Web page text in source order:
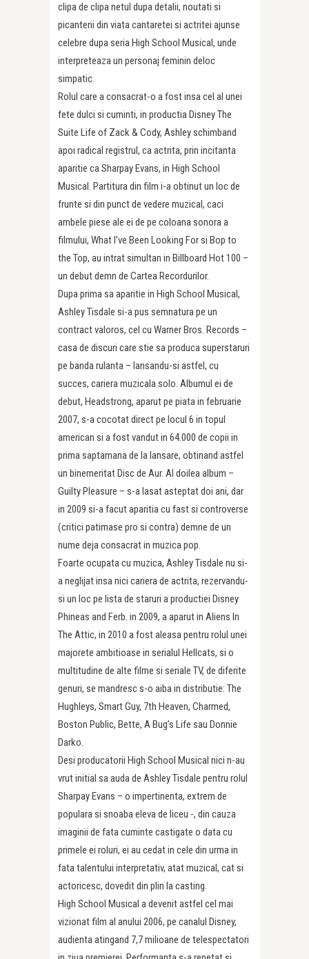
clipa de clipa netul dupa detalii, noutati si
picanterii din viata cantaretei si actritei ajunse
celebre dupa seria High School Musical, unde
interpreteaza un personaj feminin deloc
simpatic.
Rolul care a consacrat-o a fost insa cel al unei
fete dulci si cuminti, in productia Disney The
Suite Life of Zack & Cody, Ashley schimband
apoi radical registrul, ca actrita, prin incitanta
aparitie ca Sharpay Evans, in High School
Musical. Partitura din film i-a obtinut un loc de
frunte si din punct de vedere muzical, caci
ambele piese ale ei de pe coloana sonora a
filmului, What I’ve Been Looking For si Bop to
the Top, au intrat simultan in Billboard Hot 100 –
un debut demn de Cartea Recordurilor.
Dupa prima sa aparitie in High School Musical,
Ashley Tisdale si-a pus semnatura pe un
contract valoros, cel cu Warner Bros. Records –
casa de discuri care stie sa produca superstaruri
pe banda rulanta – lansandu-si astfel, cu
succes, cariera muzicala solo. Albumul ei de
debut, Headstrong, aparut pe piata in februarie
2007, s-a cocotat direct pe locul 6 in topul
american si a fost vandut in 64.000 de copii in
prima saptamana de la lansare, obtinand astfel
un binemeritat Disc de Aur. Al doilea album –
Guilty Pleasure – s-a lasat asteptat doi ani, dar
in 2009 si-a facut aparitia cu fast si controverse
(critici patimase pro si contra) demne de un
nume deja consacrat in muzica pop.
Foarte ocupata cu muzica, Ashley Tisdale nu si-
a neglijat insa nici cariera de actrita, rezervandu-
si un loc pe lista de staruri a productiei Disney
Phineas and Ferb. in 2009, a aparut in Aliens In
The Attic, in 2010 a fost aleasa pentru rolul unei
majorete ambitioase in serialul Hellcats, si o
multitudine de alte filme si seriale TV, de diferite
genuri, se mandresc s-o aiba in distributie: The
Hughleys, Smart Guy, 7th Heaven, Charmed,
Boston Public, Bette, A Bug’s Life sau Donnie
Darko.
Desi producatorii High School Musical nici n-au
vrut initial sa auda de Ashley Tisdale pentru rolul
Sharpay Evans – o impertinenta, extrem de
populara si snoaba eleva de liceu -, din cauza
imaginii de fata cuminte castigate o data cu
primele ei roluri, ei au cedat in cele din urma in
fata talentului interpretativ, atat muzical, cat si
actoricesc, dovedit din plin la casting.
High School Musical a devenit astfel cel mai
vizionat film al anului 2006, pe canalul Disney,
audienta atingand 7,7 milioane de telespectatori